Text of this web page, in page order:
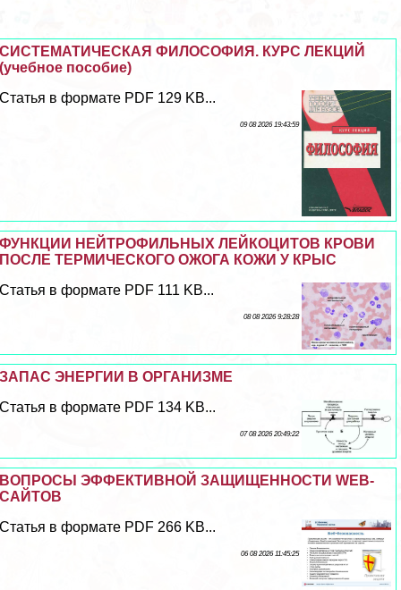
СИСТЕМАТИЧЕСКАЯ ФИЛОСОФИЯ. КУРС ЛЕКЦИЙ
(учебное пособие)
Статья в формате PDF 129 KB...
09 08 2026 19:43:59
ФУНКЦИИ НЕЙТРОФИЛЬНЫХ ЛЕЙКОЦИТОВ КРОВИ
ПОСЛЕ ТЕРМИЧЕСКОГО ОЖОГА КОЖИ У КРЫС
Статья в формате PDF 111 KB...
08 08 2026 9:28:28
ЗАПАС ЭНЕРГИИ В ОРГАНИЗМЕ
Статья в формате PDF 134 KB...
07 08 2026 20:49:22
ВОПРОСЫ ЭФФЕКТИВНОЙ ЗАЩИЩЕННОСТИ WEB-
САЙТОВ
Статья в формате PDF 266 KB...
06 08 2026 11:45:25